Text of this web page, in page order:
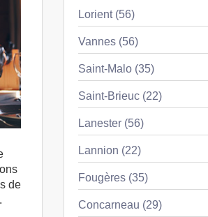
de
Lorient (56)
Vannes (56)
Saint-Malo (35)
Saint-Brieuc (22)
Lanester (56)
Lannion (22)
Fougères (35)
Concarneau (29)